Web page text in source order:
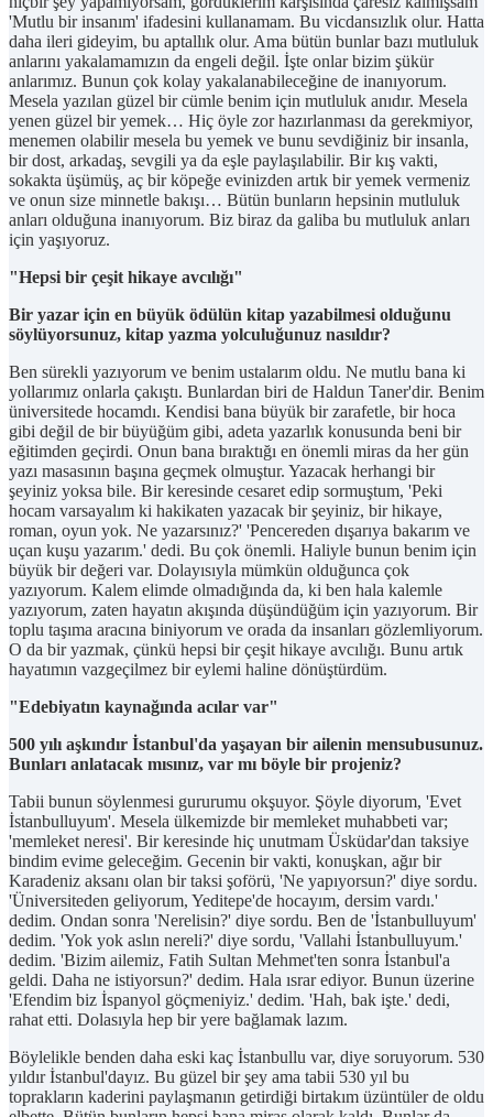
'Mutlu bir insanım' ifadesini kullanamam. Bu vicdansızlık olur. Hatta
daha ileri gideyim, bu aptallık olur. Ama bütün bunlar bazı mutluluk
anlarını yakalamamızın da engeli değil. İşte onlar bizim şükür
anlarımız. Bunun çok kolay yakalanabileceğine de inanıyorum.
Mesela yazılan güzel bir cümle benim için mutluluk anıdır. Mesela
yenen güzel bir yemek… Hiç öyle zor hazırlanması da gerekmiyor,
menemen olabilir mesela bu yemek ve bunu sevdiğiniz bir insanla,
bir dost, arkadaş, sevgili ya da eşle paylaşılabilir. Bir kış vakti,
sokakta üşümüş, aç bir köpeğe evinizden artık bir yemek vermeniz
ve onun size minnetle bakışı… Bütün bunların hepsinin mutluluk
anları olduğuna inanıyorum. Biz biraz da galiba bu mutluluk anları
için yaşıyoruz.
"Hepsi bir çeşit hikaye avcılığı"
Bir yazar için en büyük ödülün kitap yazabilmesi olduğunu
söylüyorsunuz, kitap yazma yolculuğunuz nasıldır?
Ben sürekli yazıyorum ve benim ustalarım oldu. Ne mutlu bana ki
yollarımız onlarla çakıştı. Bunlardan biri de Haldun Taner'dir. Benim
üniversitede hocamdı. Kendisi bana büyük bir zarafetle, bir hoca
gibi değil de bir büyüğüm gibi, adeta yazarlık konusunda beni bir
eğitimden geçirdi. Onun bana bıraktığı en önemli miras da her gün
yazı masasının başına geçmek olmuştur. Yazacak herhangi bir
şeyiniz yoksa bile. Bir keresinde cesaret edip sormuştum, 'Peki
hocam varsayalım ki hakikaten yazacak bir şeyiniz, bir hikaye,
roman, oyun yok. Ne yazarsınız?' 'Pencereden dışarıya bakarım ve
uçan kuşu yazarım.' dedi. Bu çok önemli. Haliyle bunun benim için
büyük bir değeri var. Dolayısıyla mümkün olduğunca çok
yazıyorum. Kalem elimde olmadığında da, ki ben hala kalemle
yazıyorum, zaten hayatın akışında düşündüğüm için yazıyorum. Bir
toplu taşıma aracına biniyorum ve orada da insanları gözlemliyorum.
O da bir yazmak, çünkü hepsi bir çeşit hikaye avcılığı. Bunu artık
hayatımın vazgeçilmez bir eylemi haline dönüştürdüm.
"Edebiyatın kaynağında acılar var"
500 yılı aşkındır İstanbul'da yaşayan bir ailenin mensubusunuz.
Bunları anlatacak mısınız, var mı böyle bir projeniz?
Tabii bunun söylenmesi gururumu okşuyor. Şöyle diyorum, 'Evet
İstanbulluyum'. Mesela ülkemizde bir memleket muhabbeti var;
'memleket neresi'. Bir keresinde hiç unutmam Üsküdar'dan taksiye
bindim evime geleceğim. Gecenin bir vakti, konuşkan, ağır bir
Karadeniz aksanı olan bir taksi şoförü, 'Ne yapıyorsun?' diye sordu.
'Üniversiteden geliyorum, Yeditepe'de hocayım, dersim vardı.'
dedim. Ondan sonra 'Nerelisin?' diye sordu. Ben de 'İstanbulluyum'
dedim. 'Yok yok aslın nereli?' diye sordu, 'Vallahi İstanbulluyum.'
dedim. 'Bizim ailemiz, Fatih Sultan Mehmet'ten sonra İstanbul'a
geldi. Daha ne istiyorsun?' dedim. Hala ısrar ediyor. Bunun üzerine
'Efendim biz İspanyol göçmeniyiz.' dedim. 'Hah, bak işte.' dedi,
rahat etti. Dolasıyla hep bir yere bağlamak lazım.
Böylelikle benden daha eski kaç İstanbullu var, diye soruyorum. 530
yıldır İstanbul'dayız. Bu güzel bir şey ama tabii 530 yıl bu
toprakların kaderini paylaşmanın getirdiği birtakım üzüntüler de oldu